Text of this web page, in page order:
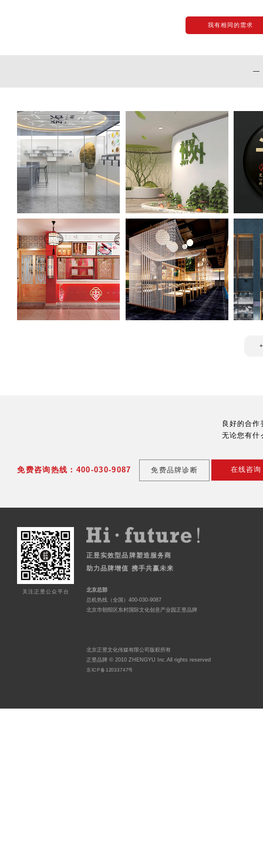
我有相同的需求
—
良好的合
无论您有什
免费咨询热线：400-030-9087 免费品牌诊断 在线咨询
关注正昱公众平台
正昱实效型品牌塑造服务商
助力品牌增值 携手共赢未来
北京总部
总机热线（全国）400-030-9087
北京市朝阳区东村国际文化创意产业园正昱品牌
北京正昱文化传媒有限公司版权所有
正昱品牌 © 2010 ZHENGYU Inc.All rights reserved
京ICP备12033747号